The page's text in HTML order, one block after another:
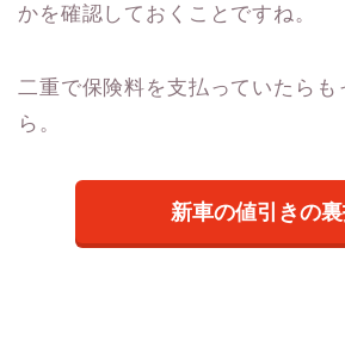
かを確認しておくことですね。
二重で保険料を支払っていたらも
ら。
新車の値引きの